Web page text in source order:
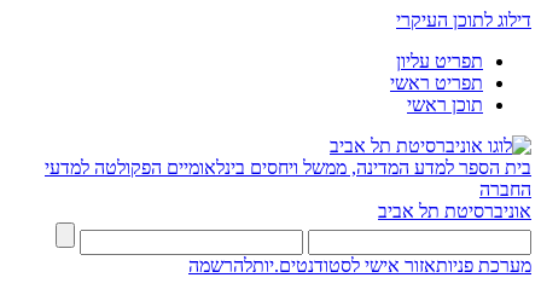
דילוג לתוכן העיקרי
תפריט עליון
תפריט ראשי
תוכן ראשי
בית הספר למדע המדינה, ממשל ויחסים בינלאומיים הפקולטה למדעי
החברה
אוניברסיטת תל אביב
מערכת פניותאזור אישי לסטודנטים.יותלהרשמה